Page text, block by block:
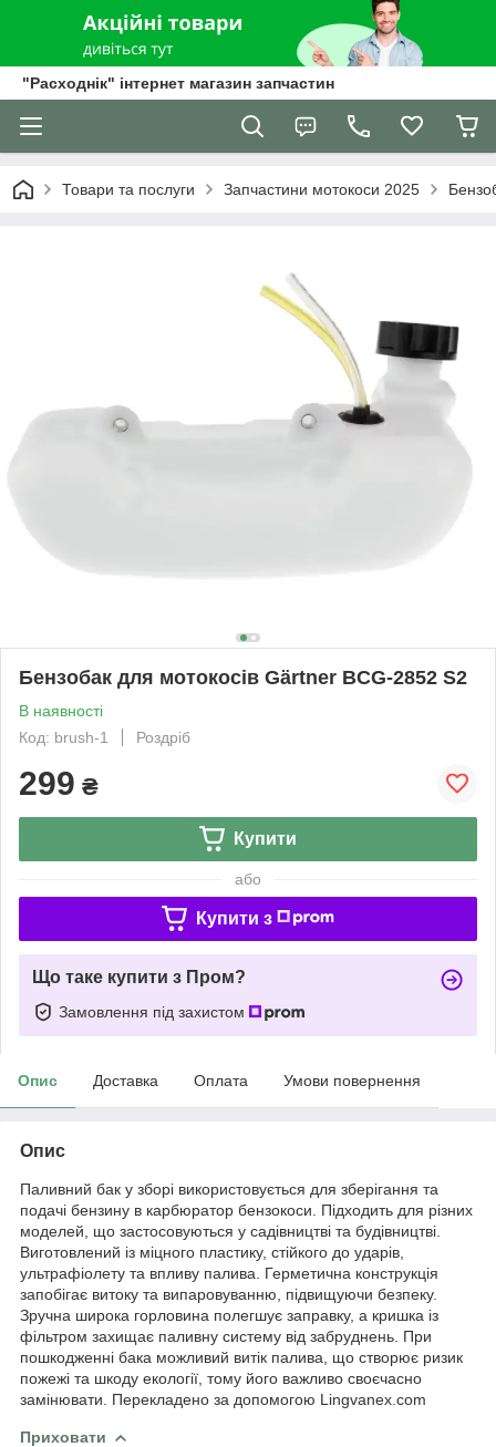
"Расходнік" інтернет магазин запчастин
Товари та послуги Запчастини мотокоси 2025
Бензобак для мотокосів Gärtner BCG-2852 S2
В наявності
Код: brush-1
Роздріб
299 ₴
Купити
або
Купити з
Що таке купити з Пром?
Замовлення під захистом
Опис Доставка Оплата Умови повернення
Опис
Паливний бак у зборі використовується для зберігання та
подачі бензину в карбюратор бензокоси. Підходить для різних
моделей, що застосовуються у садівництві та будівництві.
Виготовлений із міцного пластику, стійкого до ударів,
ультрафіолету та впливу палива. Герметична конструкція
запобігає витоку та випаровуванню, підвищуючи безпеку.
Зручна широка горловина полегшує заправку, а кришка із
фільтром захищає паливну систему від забруднень. При
пошкодженні бака можливий витік палива, що створює ризик
пожежі та шкоду екології, тому його важливо своєчасно
замінювати. Перекладено за допомогою Lingvanex.com
Приховати